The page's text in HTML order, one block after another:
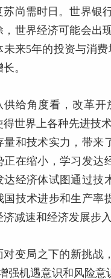
苏尚需时日。世界银
，世界经济可能会出
未来5年的投资与消
。
供给角度看，改革
得世界上各种先进技
量和技术实力，带来
正在缩小，学习发达
达经济体试图通过技
国技术进步和生产率
济减速和经济发展步
对变局之下的新挑战
强机遇意识和风险意